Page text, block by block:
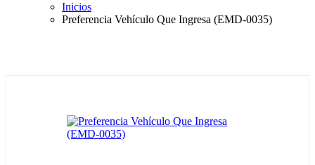
Inicios
Preferencia Vehículo Que Ingresa (EMD-0035)